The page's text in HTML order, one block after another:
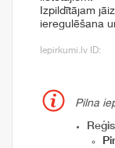
Izpildītājam
ieregulēšana
Iepirkumi.lv ID:
Pilna